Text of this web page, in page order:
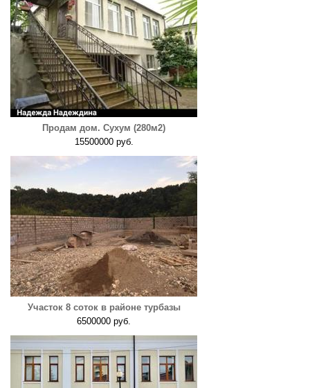
Продам дом. Сухум (280м2)
15500000 руб.
Участок 8 соток в районе турбазы
6500000 руб.